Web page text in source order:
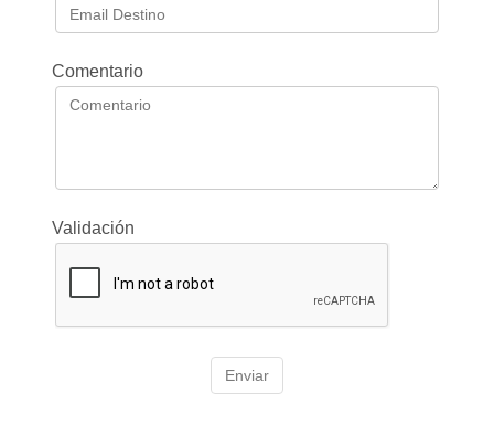
Comentario
Validación